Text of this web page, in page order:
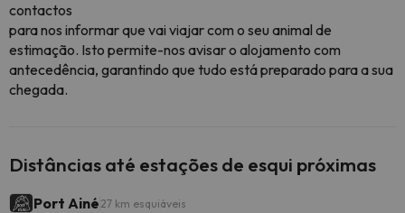
contactos
para nos informar que vai viajar com o seu animal de
estimação. Isto permite-nos avisar o alojamento com
antecedência, garantindo que tudo está preparado para a sua
chegada.
Distâncias até estações de esqui próximas
Port Ainé 27 km esquiáveis